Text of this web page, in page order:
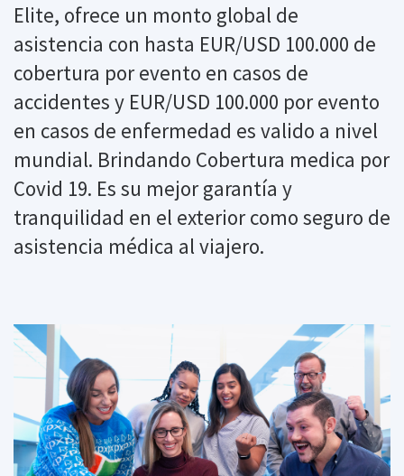
Elite, ofrece un monto global de
asistencia con hasta EUR/USD 100.000 de
cobertura por evento en casos de
accidentes y EUR/USD 100.000 por evento
en casos de enfermedad es valido a nivel
mundial. Brindando Cobertura medica por
Covid 19. Es su mejor garantía y
tranquilidad en el exterior como seguro de
asistencia médica al viajero.